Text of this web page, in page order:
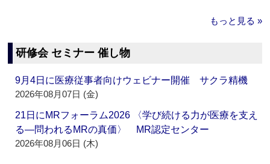
もっと見る »
研修会 セミナー 催し物
9月4日に医療従事者向けウェビナー開催 サクラ精機
2026年08月07日 (金)
21日にMRフォーラム2026 〈学び続ける力が医療を支え
る―問われるMRの真価〉 MR認定センター
2026年08月06日 (木)